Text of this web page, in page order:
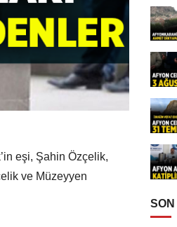
eşi, Şahin Özçelik,
ve Müzeyyen